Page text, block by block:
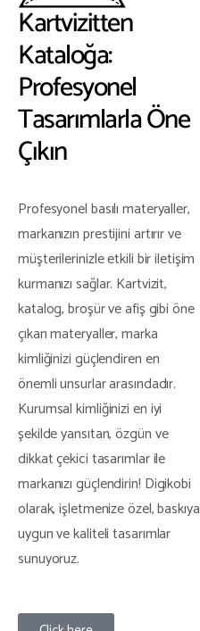
Kartvizitten
Kataloğa:
Profesyonel
Tasarımlarla Öne
Çıkın
Profesyonel basılı materyaller,
markanızın prestijini artırır ve
müşterilerinizle etkili bir iletişim
kurmanızı sağlar. Kartvizit,
katalog, broşür ve afiş gibi öne
çıkan materyaller, marka
kimliğinizi güçlendiren en
önemli unsurlar arasındadır.
Kurumsal kimliğinizi en iyi
şekilde yansıtan, özgün ve
dikkat çekici tasarımlar ile
markanızı güçlendirin! Digikobi
olarak, işletmenize özel, baskıya
uygun ve kaliteli tasarımlar
sunuyoruz.